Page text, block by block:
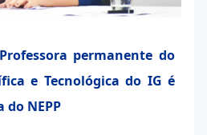
permanente do
e Tecnológica do IG é
NEPP